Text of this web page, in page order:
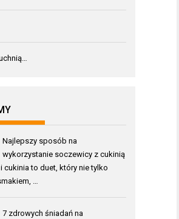
Najlepszy sposób na
wykorzystanie soczewicy z cukinią
cukinia to duet, który nie tylko
…
7 zdrowych śniadań na